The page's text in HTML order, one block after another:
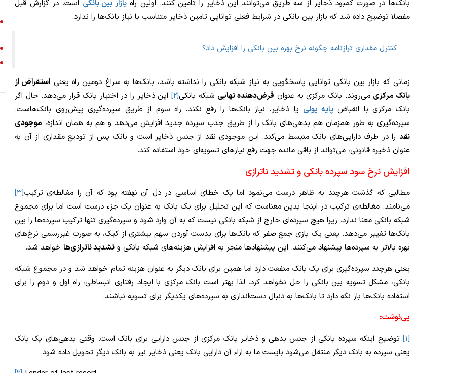
بانک‌ها در صورت کمبود ذخایر از سه طریق می‌توانند این ذخایر را تامین کنند. اولین راهبازار بین بانکی است. در گزارش قبل
مفصلا توضیح داده شد که بازار بین بانکی در شرایط فعلی توانایی تامین ذخایر متناسب با نیاز بانک‌ها را ندارد.
کنترل مقداری ترازنامه چگونه نرخ بهره بین بانکی را افزایش داد؟
زمانی که بازار بین بانکی توانایی پاسخگویی به نیاز شبکه بانکی را نداشته باشد، بانک‌ها به سراغ دومین راه یعنی استقراض از
بانک مرکزی می‌روند. بانک مرکزی به عنوان قرض‌دهنده نهایی شبکه بانکی[۲]
این ذخایر را در اختیار بانک قرار می‌دهد. حال اگر
بانک مرکزی با انقباضپایه پولی یا ذخایر، نیاز بانک‌ها را رفع نکند، راه سوم از طریق سپرده‌گیری پیش‌روی بانک‌هاست.
سپرده‌گیری به طور همزمان هم بدهی‌های بانک را از طریق جذب سپرده جدید افزایش می‌دهد و هم به همان اندازه، موجودی
نقد را در طرف دارایی‌های بانک منبسط می‌کند. این موجودی نقد از جنس ذخایر است و بانک پس از تودیع مقداری از آن به
عنوان ذخیره قانونی، می‌تواند از باقی مانده جهت رفع نیازهای تسویه‌ای خود استفاده کند.
افزایش نرخ سود سپرده بانکی و تشدید ناترازی
مطالبی که گذشت هرچند به ظاهر درست می‌نمود اما یک خطای اساسی در دل آن نهفته بود که آن را مغالطه‌ی ترکیب[۳]
می‌نامند. مغالطه‌ی ترکیب در اینجا بدین معناست که این تحلیل برای یک بانک به عنوان یک جزء درست است اما برای مجموع
شبکه بانکی معنا ندارد. زیرا هیچ سپرده‌ای خارج از شبکه بانکی نیست که به آن وارد شود و سپرده‌گیری تنها ترکیب سپرده‌ها را بین
بانک‌ها تغییر می‌دهد. یعنی یک بازی جمع صفر که بانک‌ها برای بدست آوردن سهم بیشتری از کیک، به صورت غیررسمی نرخ‌های
بهره بالاتر به سپرده‌ها پیشنهاد می‌کنند. این پیشنهادها منجر به افزایش هزینه‌های شبکه بانکی و تشدید ناترازی‌ها خواهد شد.
یعنی هرچند سپرده‌گیری برای یک بانک منفعت دارد اما همین برای بانک دیگر به عنوان هزینه تمام خواهد شد و در مجموع شبکه
بانکی، مشکل تسویه بین بانکی را حل نخواهد کرد. لذا بهتر است بانک مرکزی با ایجاد رفتاری انبساطی، راه اول و دوم را برای
استفاده بانک‌ها باز نگه دارد تا بانک‌ها به دنبال دست‌اندازی به سپرده‌های یکدیگر برای تسویه نباشند.
پی‌نوشت:
[۱]
توضیح اینکه سپرده بانکی از جنس بدهی و ذخایر بانک مرکزی از جنس دارایی برای بانک است. وقتی بدهی‌های یک بانک
یعنی سپرده به بانک دیگر منتقل می‌شود بایست ما به ازاء آن دارایی بانک یعنی ذخایر نیز به بانک دیگر تحویل داده شود.